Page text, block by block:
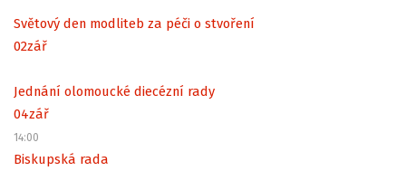
Světový den modliteb za péči o stvoření
02zář
Jednání olomoucké diecézní rady
04zář
14:00
Biskupská rada